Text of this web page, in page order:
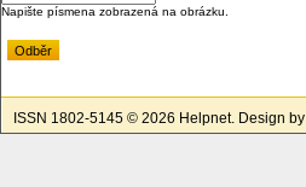
Napište písmena zobrazená na obrázku.
ISSN 1802-5145 © 2026 Helpnet. Design by